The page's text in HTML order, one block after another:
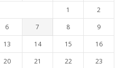
1
2
6 7 8
9
13 14 15
16
20 21 22
23